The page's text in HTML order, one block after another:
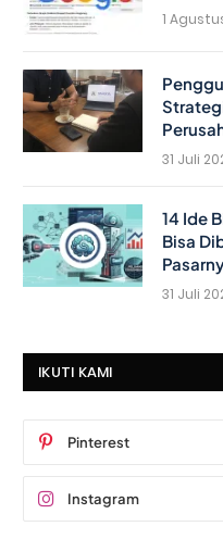
1
31 Juli
14 Ide
Bisa
31 Juli
IKUTI KAMI
Pinterest
Instagram